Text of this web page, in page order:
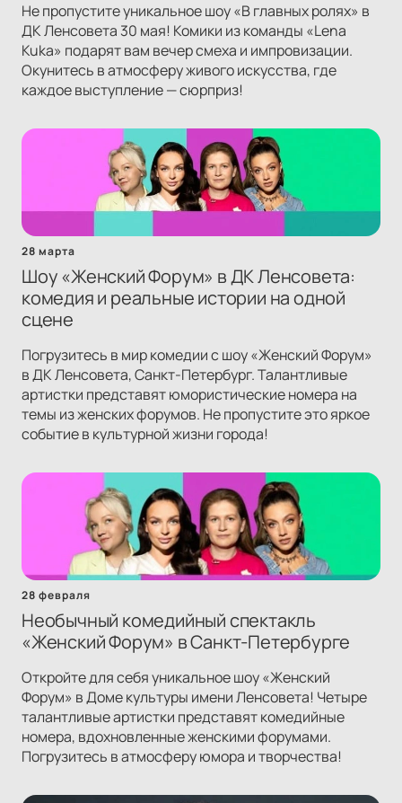
Не пропустите уникальное шоу «В главных ролях» в
ДК Ленсовета 30 мая! Комики из команды «Lena
Kuka» подарят вам вечер смеха и импровизации.
Окунитесь в атмосферу живого искусства, где
каждое выступление — сюрприз!
28 марта
Шоу «Женский Форум» в ДК Ленсовета:
комедия и реальные истории на одной
сцене
Погрузитесь в мир комедии с шоу «Женский Форум»
в ДК Ленсовета, Санкт-Петербург. Талантливые
артистки представят юмористические номера на
темы из женских форумов. Не пропустите это яркое
событие в культурной жизни города!
28 февраля
Необычный комедийный спектакль
«Женский Форум» в Санкт-Петербурге
Откройте для себя уникальное шоу «Женский
Форум» в Доме культуры имени Ленсовета! Четыре
талантливые артистки представят комедийные
номера, вдохновленные женскими форумами.
Погрузитесь в атмосферу юмора и творчества!